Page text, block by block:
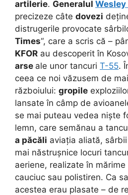
artilerie. Generalul
precizeze câte dovezi
distrugerile provocate
Times“, care a scris că –
KFOR au descoperit în
arse ale unor tancuri T-55.
ceea ce noi văzusem de
războiului: gropile
lansate în câmp de
se mai puteau vedea niște
lemn, care semănau a
a păcăli aviația aliată,
mai năstrușnice locuri
aeriene, realizate în
cauciuc sau polistiren. Ca
acestea erau plasate – de